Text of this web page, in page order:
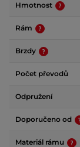
Hmotnost
Rám
Brzdy
Počet převodů
Odpružení
Doporučeno od
Materiál rámu